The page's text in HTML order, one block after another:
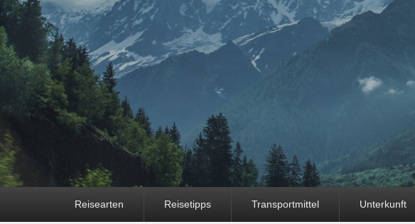
Reisearten Reisetipps Transportmittel Unterkunft